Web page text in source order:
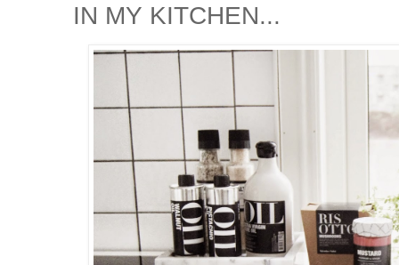
IN MY KITCHEN...